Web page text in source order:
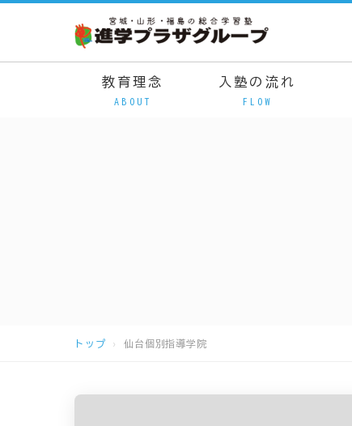
教育理念
ABOUT
入塾の流れ
FLOW
トップ 仙台個別指導学院